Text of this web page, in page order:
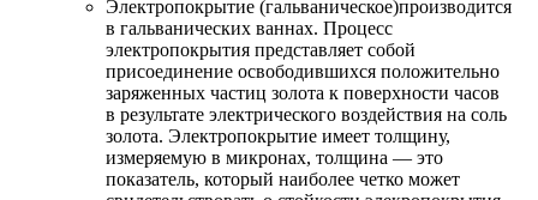
Электропокрытие (гальваническое)производится
в гальванических ваннах. Процесс
электропокрытия представляет собой
присоединение освободившихся положительно
заряженных частиц золота к поверхности часов
в результате электрического воздействия на соль
золота. Электропокрытие имеет толщину,
измеряемую в микронах, толщина — это
показатель, который наиболее четко может